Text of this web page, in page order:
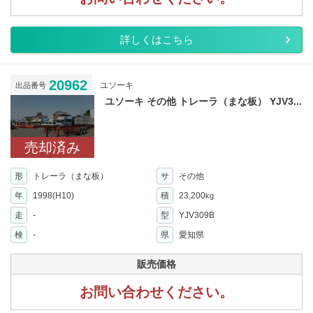
詳しくはこちら
出品番号 20962 ユソーキ
売却済み
ユソーキ その他 トレーラ（まな板） YJV3...
形 トレーラ（まな板） サ
その他
年
1998(H10) 積 23,200kg
走 - 型
YJV309B
検
- 県 愛知県
販売価格
お問い合わせください。